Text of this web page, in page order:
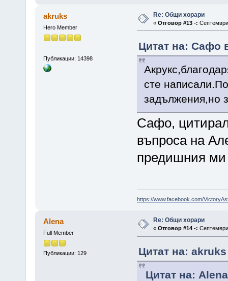
akruks
Hero Member
Публикации: 14398
Re: Общи хорари
« Отговор #13 -:
Цитат на: Сафо
сте
задължения,но
Сафо,
въпроса на
предишния ми
https://www.facebook.com/
Alena
Full Member
Публикации: 129
Re: Общи хорари
« Отговор #14 -:
Цитат на:
Цитат на: